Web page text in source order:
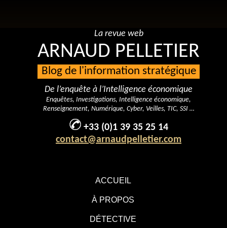
ACCUEIL
À PROPOS
DÉTECTIVE
La revue web
ARNAUD PELLETIER
Blog de l'information stratégique
De l’enquête à l’Intelligence économique
Enquêtes, Investigations, Intelligence économique,
Renseignement, Numérique, Cyber, Veilles, TIC, SSI …
+33 (0)1 39 35 25 14
contact@arnaudpelletier.com